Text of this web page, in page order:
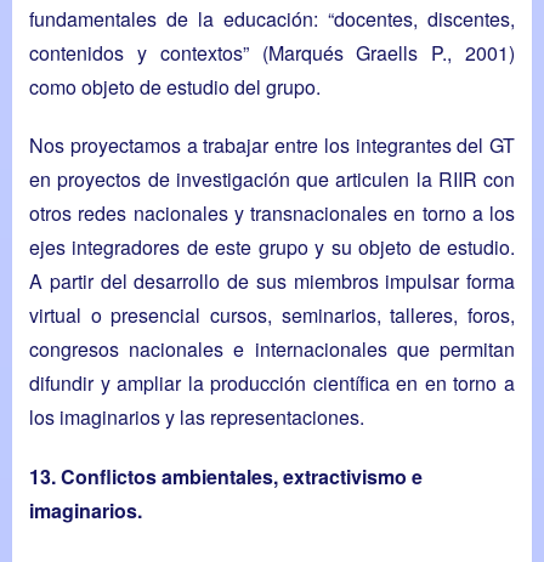
fundamentales de la educación: “docentes, discentes,
contenidos y contextos” (Marqués Graells P., 2001)
como objeto de estudio del grupo.
Nos proyectamos a trabajar entre los integrantes del GT
en proyectos de investigación que articulen la RIIR con
otros redes nacionales y transnacionales en torno a los
ejes integradores de este grupo y su objeto de estudio.
A partir del desarrollo de sus miembros impulsar forma
virtual o presencial cursos, seminarios, talleres, foros,
congresos nacionales e internacionales que permitan
difundir y ampliar la producción científica en en torno a
los imaginarios y las representaciones.
13. Conflictos ambientales, extractivismo e
imaginarios.